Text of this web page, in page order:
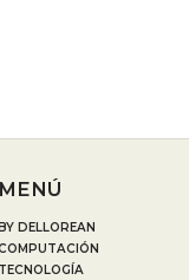
MENÚ
BY DELLOREAN
TECNOLOGÍA